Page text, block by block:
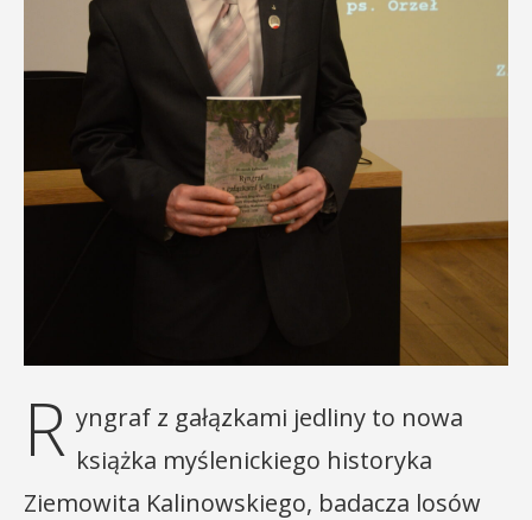
R yngraf z gałązkami jedliny to nowa
książka myślenickiego historyka
Ziemowita Kalinowskiego, badacza losów